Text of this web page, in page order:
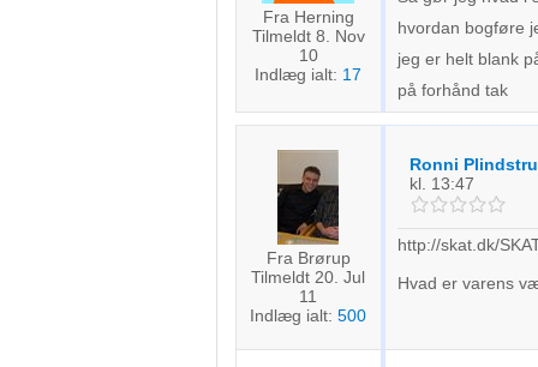
Fra Herning
Tilmeldt 8. Nov
10
Indlæg ialt: 17
hvordan bogføre
jeg er helt blank
på forhånd tak
Fra Brørup
Tilmeldt 20. Jul
11
Indlæg ialt: 500
Ronni
kl. 13:47
http://skat.dk/
Hvad er varens